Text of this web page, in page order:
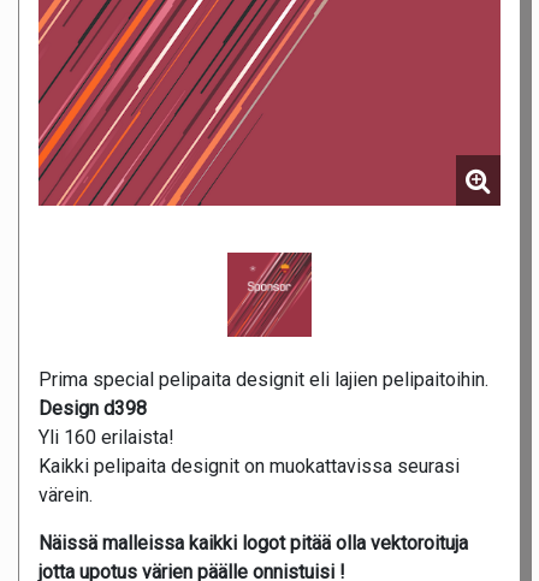
Prima special pelipaita designit eli lajien pelipaitoihin.
Design d398
Yli 160 erilaista!
Kaikki pelipaita designit on muokattavissa seurasi
värein.
Näissä malleissa kaikki logot pitää olla vektoroituja
jotta upotus värien päälle onnistuisi !